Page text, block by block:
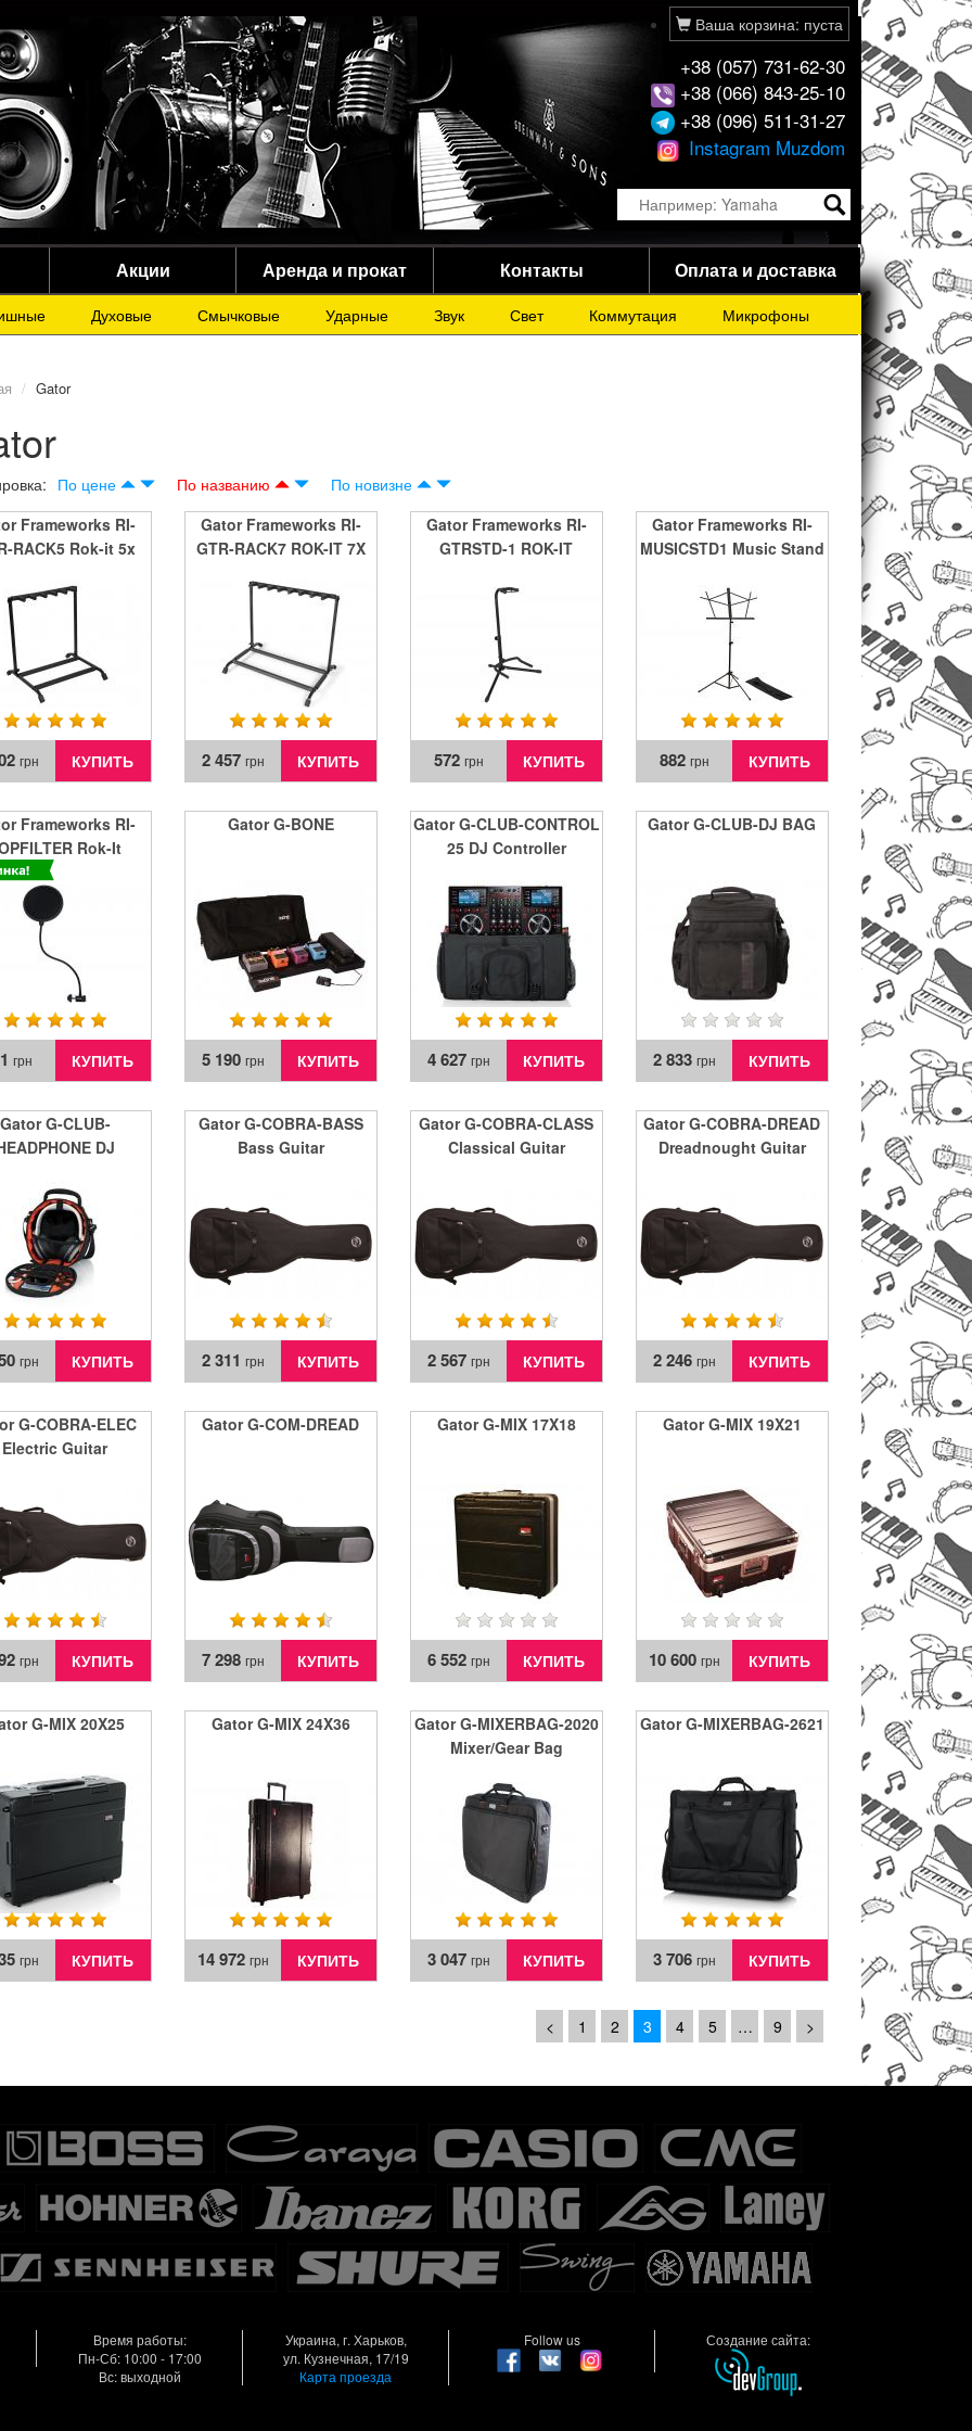
Ваша корзина: пуста
+38 (057) 731-62-30
+38 (066) 843-25-10
+38 (096) 511-31-27
Instagram Muzdom
Акции Аренда и прокат Контакты Оплата и доставка
Духовые Смычковые Ударные Звук Свет Коммутация Микрофоны
Gator
По цене По названию
По новизне
Frameworks RI-
RACK5 Rok-it 5x
грн КУПИТЬ
Gator Frameworks RI-
GTR-RACK7 ROK-IT 7X
RACK
2 457 грн КУПИТЬ
Gator Frameworks RI-
GTRSTD-1 ROK-IT
STAND
572 грн КУПИТЬ
Gator Frameworks RI-
MUSICSTD1 Music Stand
882 грн КУПИТЬ
Frameworks RI-
Rok-It
Pop Filter
грн КУПИТЬ
Gator G-BONE
5 190 грн КУПИТЬ
Gator G-CLUB-CONTROL
25 DJ Controller
4 627 грн КУПИТЬ
Gator G-CLUB-DJ BAG
2 833 грн КУПИТЬ
Gator G-CLUB-
DJ
грн КУПИТЬ
Gator G-COBRA-BASS
Bass Guitar
2 311 грн КУПИТЬ
Gator G-COBRA-CLASS
Classical Guitar
2 567 грн КУПИТЬ
Gator G-COBRA-DREAD
Dreadnought Guitar
2 246 грн КУПИТЬ
G-COBRA-ELEC
Electric Guitar
грн КУПИТЬ
Gator G-COM-DREAD
7 298 грн КУПИТЬ
Gator G-MIX 17X18
6 552 грн КУПИТЬ
Gator G-MIX 19X21
10 600 грн КУПИТЬ
G-MIX 20X25
грн КУПИТЬ
Gator G-MIX 24X36
14 972 грн КУПИТЬ
Gator G-MIXERBAG-2020
Mixer/Gear Bag
3 047 грн КУПИТЬ
Gator G-MIXERBAG-2621
3 706 грн КУПИТЬ
< 1 2 3 4 5 … 9 >
Время работы:
Пн-Сб: 10:00 - 17:00
Вс: выходной
Украина, г. Харьков,
ул. Кузнечная, 17/19
Карта проезда
Follow us Создание сайта: